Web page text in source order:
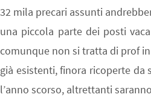
32 mila precari assunti
una piccola parte dei posti
comunque non si tratta di prof
già esistenti, finora ricoperte da
l’anno scorso, altrettanti